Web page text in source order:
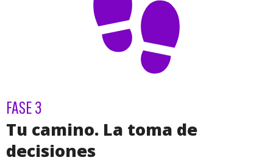
FASE 3
Tu camino. La toma de
decisiones